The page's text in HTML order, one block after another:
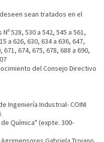
sean tratados en el
528, 530 a 542, 545 a 561,
a 626, 630, 634 a 636, 647,
671, 674, 675, 678, 688 a 690,
del Consejo Directivo
Ingeniería Industrial- COINI
Química" (expte. 300-